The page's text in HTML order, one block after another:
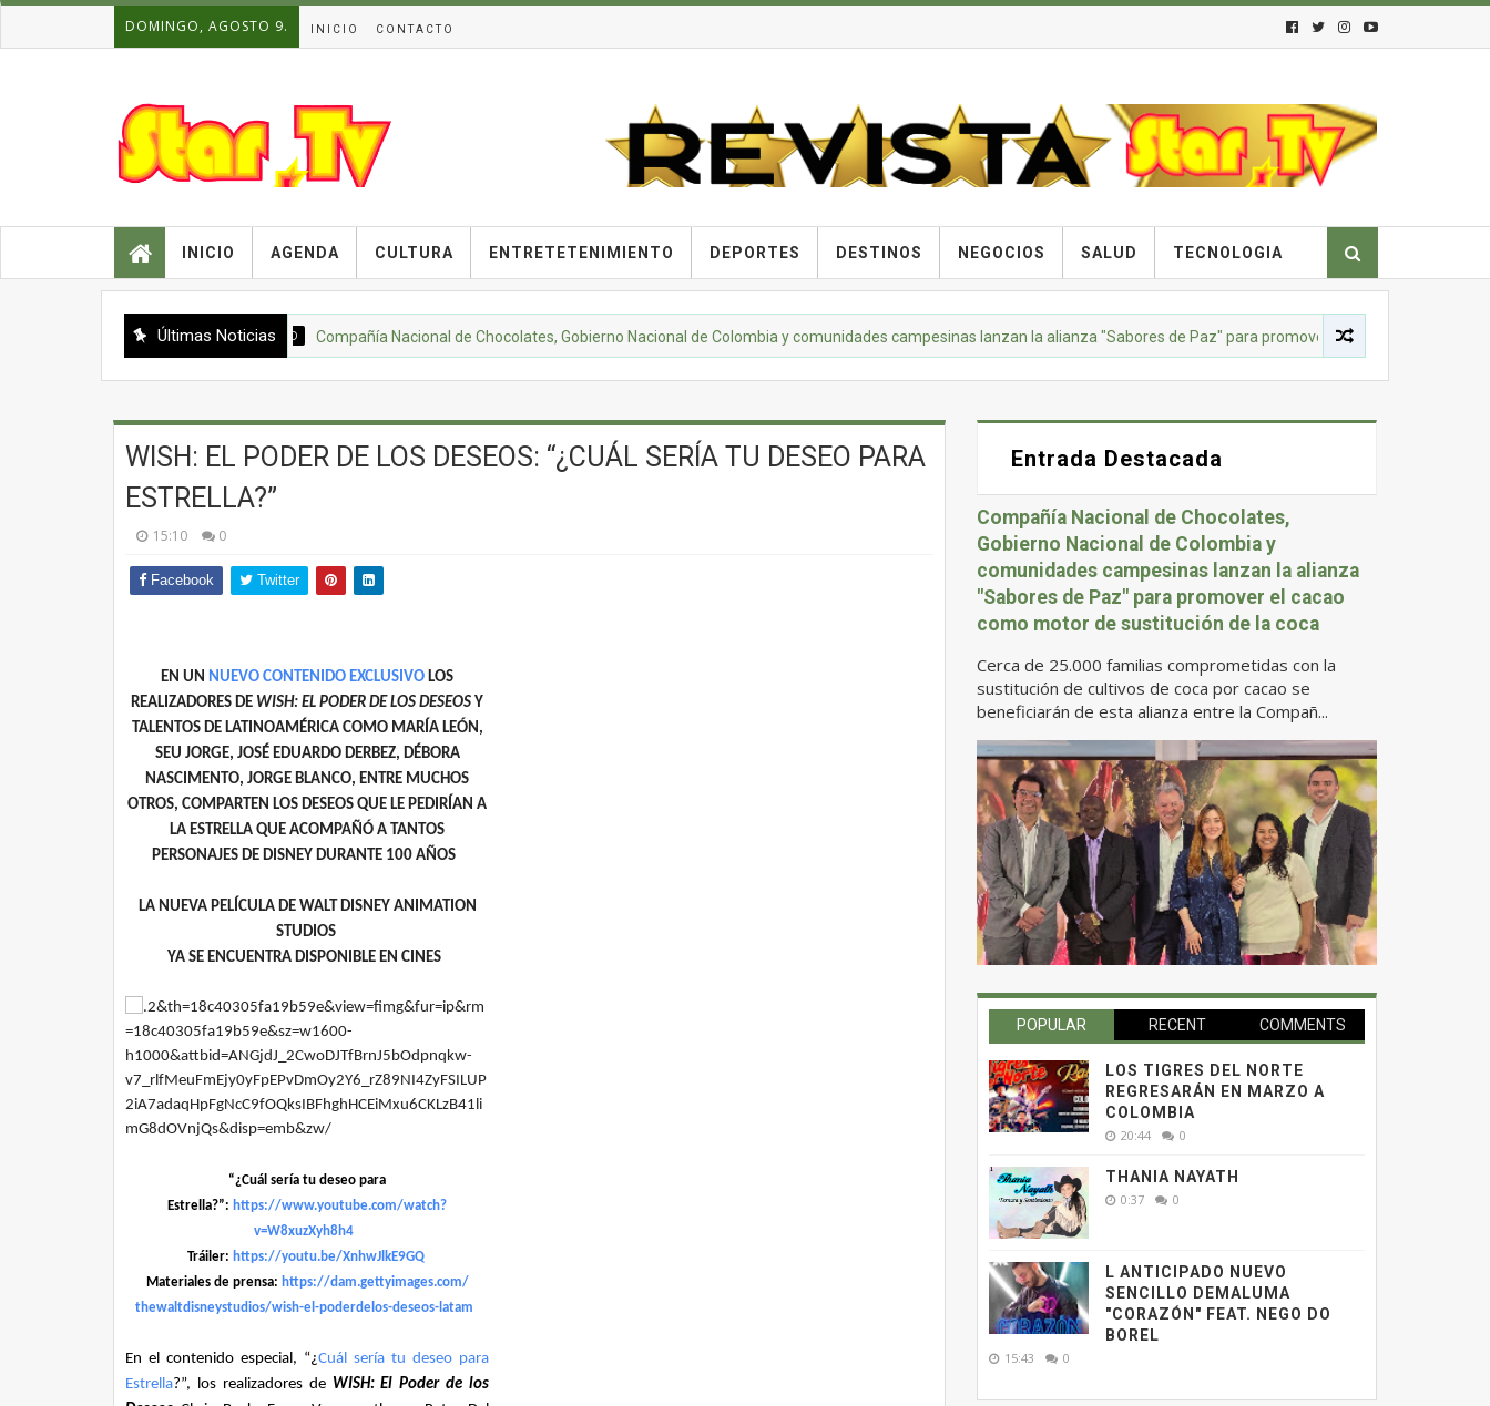
DOMINGO, AGOSTO 9. INICIO CONTACTO
INICIO AGENDA CULTURA ENTRETETENIMIENTO DEPORTES DESTINOS NEGOCIOS SALUD TECNOLOGIA
Últimas Noticias
ACTUALIDAD Compañía Nacional de Chocolates, Gobierno Nacional de Colombia y comunidades campesinas lanzan la alianza "Sabores de Paz" para promover el cacao como motor de
WISH: EL PODER DE LOS DESEOS: “¿CUÁL SERÍA TU DESEO PARA
ESTRELLA?”
15:10 0
Facebook Twitter
EN UN NUEVO CONTENIDO EXCLUSIVO LOS
REALIZADORES DE WISH: EL PODER DE LOS DESEOS Y
TALENTOS DE LATINOAMÉRICA COMO MARÍA LEÓN,
SEU JORGE, JOSÉ EDUARDO DERBEZ, DÉBORA
NASCIMENTO, JORGE BLANCO, ENTRE MUCHOS
OTROS, COMPARTEN LOS DESEOS QUE LE PEDIRÍAN A
LA ESTRELLA QUE ACOMPAÑÓ A TANTOS
PERSONAJES DE DISNEY DURANTE 100 AÑOS
LA NUEVA PELÍCULA DE WALT DISNEY ANIMATION
STUDIOS
YA SE ENCUENTRA DISPONIBLE EN CINES
“¿Cuál sería tu deseo para
Estrella?”: https://www.youtube.com/watch?
v=W8xuzXyh8h4
Tráiler: https://youtu.be/XnhwJlkE9GQ
Materiales de prensa: https://dam.gettyimages.com/
thewaltdisneystudios/wish-el-poderdelos-deseos-latam
En el contenido especial, “¿Cuál sería tu deseo para
Estrella?”, los realizadores de WISH: El Poder de los
Entrada Destacada
Compañía Nacional de Chocolates,
Gobierno Nacional de Colombia y
comunidades campesinas lanzan la alianza
"Sabores de Paz" para promover el cacao
como motor de sustitución de la coca
Cerca de 25.000 familias comprometidas con la
sustitución de cultivos de coca por cacao se
beneficiarán de esta alianza entre la Compañ...
POPULAR RECENT COMMENTS
LOS TIGRES DEL NORTE
REGRESARÁN EN MARZO A
COLOMBIA
20:44 0
THANIA NAYATH
0:37 0
L ANTICIPADO NUEVO
SENCILLO DEMALUMA
"CORAZÓN" FEAT. NEGO DO
BOREL
15:43 0